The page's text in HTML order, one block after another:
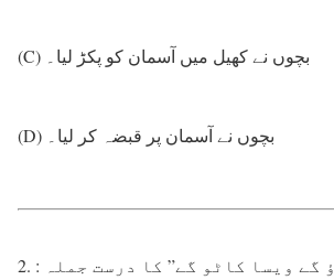
(C) بچوں نے کھیل میں آسمان کو پکڑ لیا۔
(D) بچوں نے آسمان پر قبضہ کر لیا۔
2. : کہاوت “جیسا بوؤ گے ویسا کاٹو گے” کا درست جملہ